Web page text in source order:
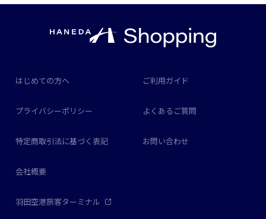
はじめての方へ ご利用ガイド
プライバシーポリシー よくあるご質問
特定商取引法に基づく表記 お問い合わせ
会社概要
羽田空港旅客ターミナル